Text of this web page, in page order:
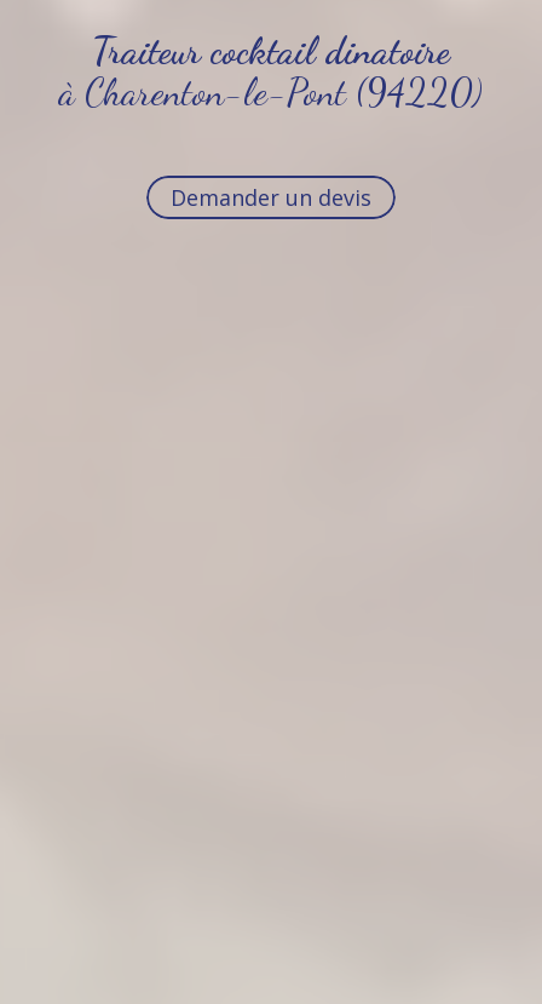
Traiteur cocktail dinatoire
à Charenton-le-Pont (94220)
Demander un devis